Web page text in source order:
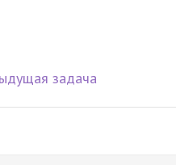
задача